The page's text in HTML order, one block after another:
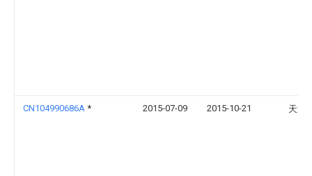
CN104990686A * 2015-07-09 2015-10-21 天津